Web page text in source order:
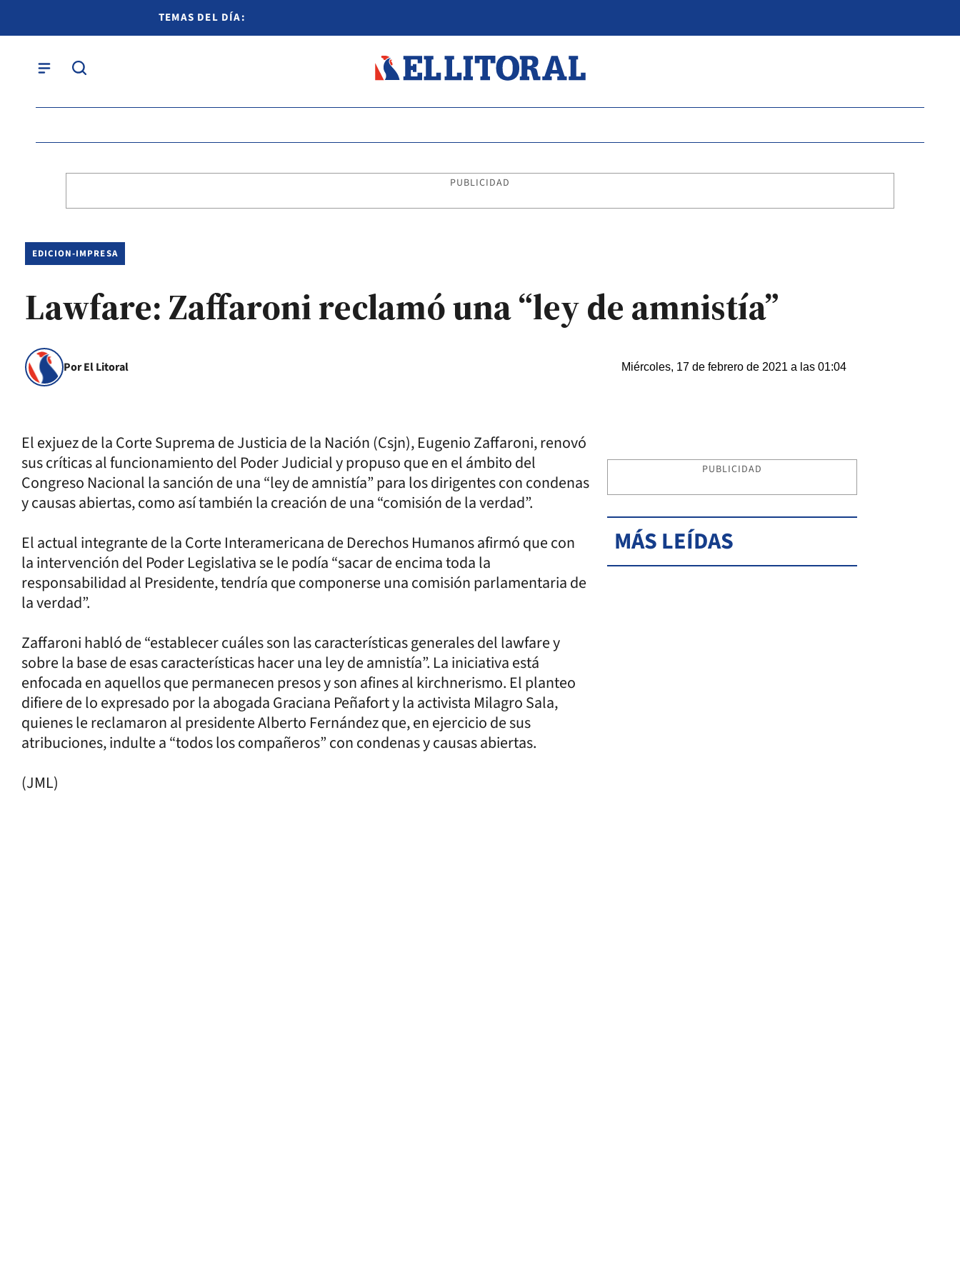
TEMAS DEL DÍA:
PUBLICIDAD
EDICION-IMPRESA
Lawfare: Zaffaroni reclamó una “ley de amnistía”
Por El Litoral Miércoles, 17 de febrero de 2021 a las 01:04
El exjuez de la Corte Suprema de Justicia de la Nación (Csjn), Eugenio Zaffaroni, renovó
sus críticas al funcionamiento del Poder Judicial y propuso que en el ámbito del
Congreso Nacional la sanción de una “ley de amnistía” para los dirigentes con condenas
y causas abiertas, como así también la creación de una “comisión de la verdad”.
El actual integrante de la Corte Interamericana de Derechos Humanos afirmó que con
la intervención del Poder Legislativa se le podía “sacar de encima toda la
responsabilidad al Presidente, tendría que componerse una comisión parlamentaria de
la verdad”.
Zaffaroni habló de “establecer cuáles son las características generales del lawfare y
sobre la base de esas características hacer una ley de amnistía”. La iniciativa está
enfocada en aquellos que permanecen presos y son afines al kirchnerismo. El planteo
difiere de lo expresado por la abogada Graciana Peñafort y la activista Milagro Sala,
quienes le reclamaron al presidente Alberto Fernández que, en ejercicio de sus
atribuciones, indulte a “todos los compañeros” con condenas y causas abiertas.
(JML)
PUBLICIDAD
MÁS LEÍDAS